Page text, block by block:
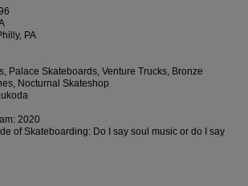
Cinture e
Trova le
risposte
più
frequenti e
nostro
modulo di
PA
Palace Skateboards, Venture Trucks, Bronze
Nocturnal Skateshop
2020
of Skateboarding: Do I say soul music or do I say